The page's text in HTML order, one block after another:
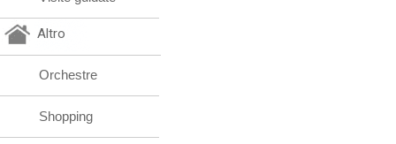
Altro
Orchestre
Shopping